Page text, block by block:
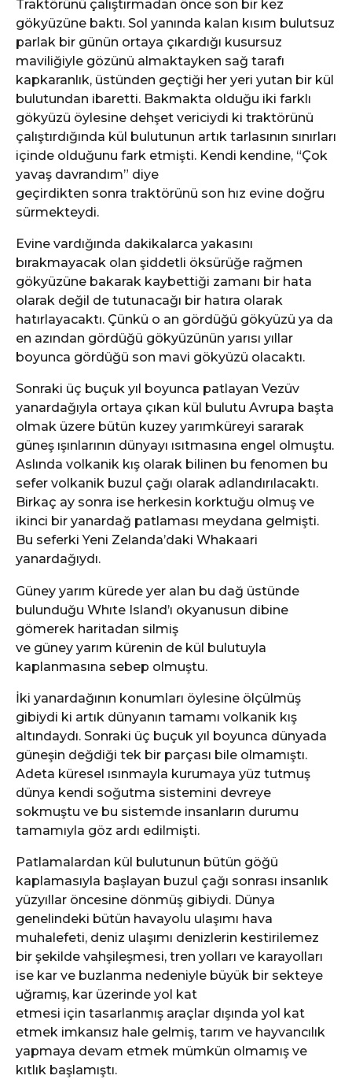
Traktörünü çalıştırmadan önce son bir kez
gökyüzüne baktı. Sol yanında kalan kısım bulutsuz
parlak bir günün ortaya çıkardığı kusursuz
maviliğiyle gözünü almaktayken sağ tarafı
kapkaranlık, üstünden geçtiği her yeri yutan bir kül
bulutundan ibaretti. Bakmakta olduğu iki farklı
gökyüzü öylesine dehşet vericiydi ki traktörünü
çalıştırdığında kül bulutunun artık tarlasının sınırları
içinde olduğunu fark etmişti. Kendi kendine, “Çok
yavaş davrandım” diye
geçirdikten sonra traktörünü son hız evine doğru
sürmekteydi.
Evine vardığında dakikalarca yakasını
bırakmayacak olan şiddetli öksürüğe rağmen
gökyüzüne bakarak kaybettiği zamanı bir hata
olarak değil de tutunacağı bir hatıra olarak
hatırlayacaktı. Çünkü o an gördüğü gökyüzü ya da
en azından gördüğü gökyüzünün yarısı yıllar
boyunca gördüğü son mavi gökyüzü olacaktı.
Sonraki üç buçuk yıl boyunca patlayan Vezüv
yanardağıyla ortaya çıkan kül bulutu Avrupa başta
olmak üzere bütün kuzey yarımküreyi sararak
güneş ışınlarının dünyayı ısıtmasına engel olmuştu.
Aslında volkanik kış olarak bilinen bu fenomen bu
sefer volkanik buzul çağı olarak adlandırılacaktı.
Birkaç ay sonra ise herkesin korktuğu olmuş ve
ikinci bir yanardağ patlaması meydana gelmişti.
Bu seferki Yeni Zelanda’daki Whakaari
yanardağıydı.
Güney yarım kürede yer alan bu dağ üstünde
bulunduğu Whıte Island’ı okyanusun dibine
gömerek haritadan silmiş
ve güney yarım kürenin de kül bulutuyla
kaplanmasına sebep olmuştu.
İki yanardağının konumları öylesine ölçülmüş
gibiydi ki artık dünyanın tamamı volkanik kış
altındaydı. Sonraki üç buçuk yıl boyunca dünyada
güneşin değdiği tek bir parçası bile olmamıştı.
Adeta küresel ısınmayla kurumaya yüz tutmuş
dünya kendi soğutma sistemini devreye
sokmuştu ve bu sistemde insanların durumu
tamamıyla göz ardı edilmişti.
Patlamalardan kül bulutunun bütün göğü
kaplamasıyla başlayan buzul çağı sonrası insanlık
yüzyıllar öncesine dönmüş gibiydi. Dünya
genelindeki bütün havayolu ulaşımı hava
muhalefeti, deniz ulaşımı denizlerin kestirilemez
bir şekilde vahşileşmesi, tren yolları ve karayolları
ise kar ve buzlanma nedeniyle büyük bir sekteye
uğramış, kar üzerinde yol kat
etmesi için tasarlanmış araçlar dışında yol kat
etmek imkansız hale gelmiş, tarım ve hayvancılık
yapmaya devam etmek mümkün olmamış ve
kıtlık başlamıştı.